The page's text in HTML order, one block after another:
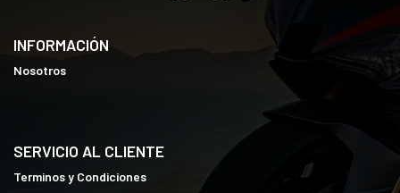
INFORMACIÓN
Nosotros
SERVICIO AL CLIENTE
Terminos y Condiciones